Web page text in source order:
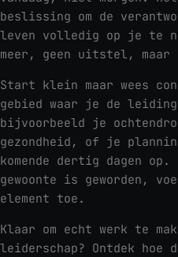
beslissing om de
leven volledig op je te
meer, geen uitstel, maar
Start klein maar wees
gebied waar je de
bijvoorbeeld je
gezondheid, of je
komende dertig dagen
gewoonte is geworden,
element toe.
Klaar om echt werk te
leiderschap? Ontdek hoe